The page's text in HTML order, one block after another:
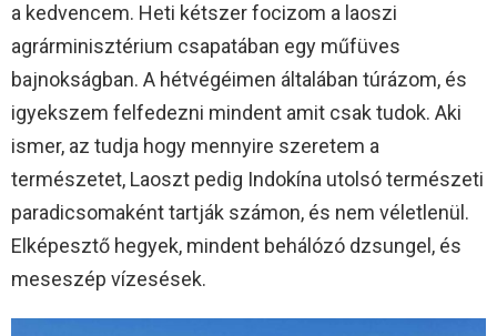
a kedvencem. Heti kétszer focizom a laoszi
agrárminisztérium csapatában egy műfüves
bajnokságban. A hétvégéimen általában túrázom, és
igyekszem felfedezni mindent amit csak tudok. Aki
ismer, az tudja hogy mennyire szeretem a
természetet, Laoszt pedig Indokína utolsó természeti
paradicsomaként tartják számon, és nem véletlenül.
Elképesztő hegyek, mindent behálózó dzsungel, és
meseszép vízesések.